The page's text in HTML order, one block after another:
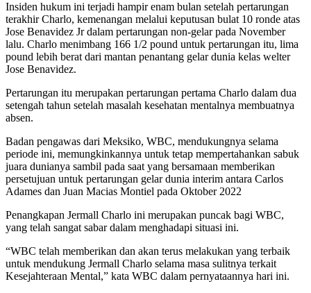
Insiden hukum ini terjadi hampir enam bulan setelah pertarungan
terakhir Charlo, kemenangan melalui keputusan bulat 10 ronde atas
Jose Benavidez Jr dalam pertarungan non-gelar pada November
lalu. Charlo menimbang 166 1/2 pound untuk pertarungan itu, lima
pound lebih berat dari mantan penantang gelar dunia kelas welter
Jose Benavidez.
Pertarungan itu merupakan pertarungan pertama Charlo dalam dua
setengah tahun setelah masalah kesehatan mentalnya membuatnya
absen.
Badan pengawas dari Meksiko, WBC, mendukungnya selama
periode ini, memungkinkannya untuk tetap mempertahankan sabuk
juara dunianya sambil pada saat yang bersamaan memberikan
persetujuan untuk pertarungan gelar dunia interim antara Carlos
Adames dan Juan Macias Montiel pada Oktober 2022
Penangkapan Jermall Charlo ini merupakan puncak bagi WBC,
yang telah sangat sabar dalam menghadapi situasi ini.
“WBC telah memberikan dan akan terus melakukan yang terbaik
untuk mendukung Jermall Charlo selama masa sulitnya terkait
Kesejahteraan Mental,” kata WBC dalam pernyataannya hari ini.